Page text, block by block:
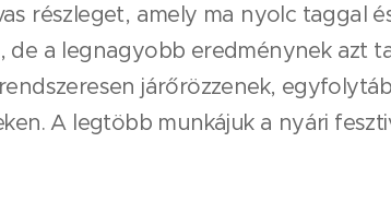
részleget, amely ma nyolc taggal
a legnagyobb eredménynek azt
járőrözzenek,
A legtöbb munkájuk a nyári